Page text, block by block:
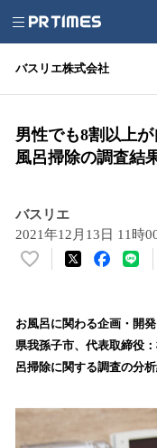
バスリエ株式会社
男性でも8割以上
風呂掃除の調査結
バスリエ
2021年12月13日 11時
い
！
数
を
お風呂に関わる企画・開
県我孫子市、代表取締役
呂掃除に関する調査の分